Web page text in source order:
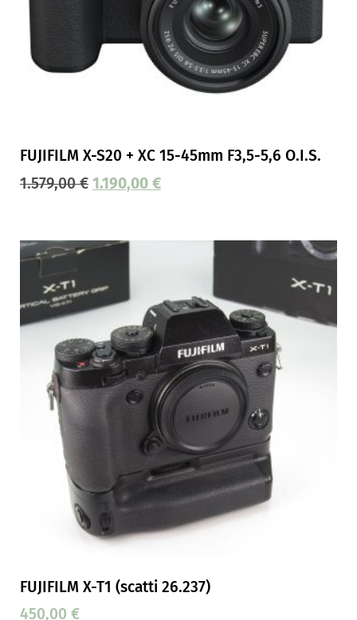
FUJIFILM X-S20 + XC 15-45mm F3,5-5,6 O.I.S.
1.579,00€ 1.190,00 €
FUJIFILM X-T1 (scatti 26.237)
450,00 €